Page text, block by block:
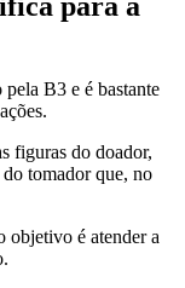
B3 e é bastante
figuras do doador,
tomador que, no
objetivo é atender a